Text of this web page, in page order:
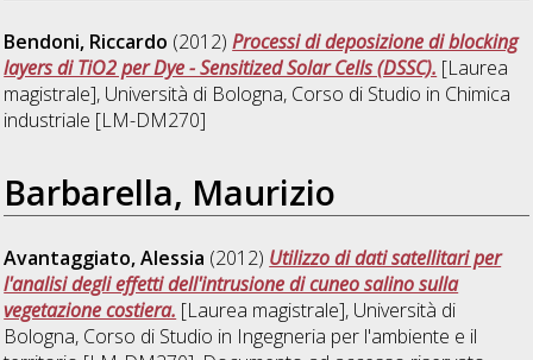
Bendoni, Riccardo (2012)Processi di deposizione di blocking
layers di TiO2 per Dye - Sensitized Solar Cells (DSSC). [Laurea
magistrale], Università di Bologna, Corso di Studio in Chimica
industriale [LM-DM270]
Barbarella, Maurizio
Avantaggiato, Alessia (2012) Utilizzo di dati satellitari per
l'analisi degli effetti dell'intrusione di cuneo salino sulla
vegetazione costiera. [Laurea magistrale], Università di
Bologna, Corso di Studio in Ingegneria per l'ambiente e il